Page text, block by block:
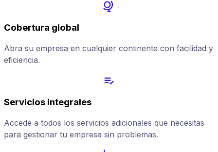
Cobertura global
Abra su empresa en cualquier continente con facilidad y
eficiencia.
Servicios integrales
Accede a todos los servicios adicionales que necesitas
para gestionar tu empresa sin problemas.